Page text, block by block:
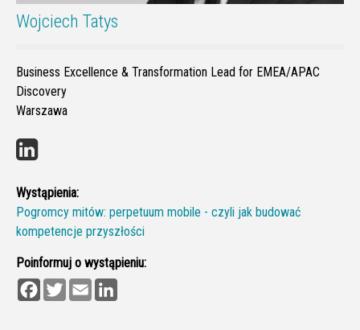
Wojciech Tatys
Business Excellence & Transformation Lead for EMEA/APAC
Discovery
Warszawa
Wystąpienia:
Pogromcy mitów: perpetuum mobile - czyli jak budować
kompetencje przyszłości
Poinformuj o wystąpieniu:
F
a
T
w
E
m